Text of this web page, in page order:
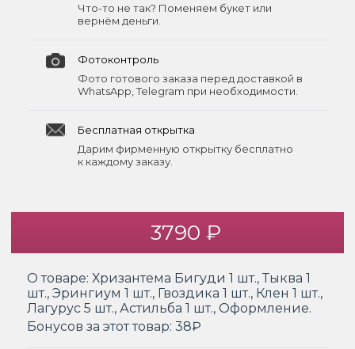
Что-то не так? Поменяем букет или
вернём деньги.
Фотоконтроль
Фото готового заказа перед доставкой в
WhatsApp, Telegram при необходимости.
Бесплатная открытка
Дарим фирменную открытку бесплатно
к каждому заказу.
3790 ₽
О товаре: Хризантема Бигуди 1 шт., Тыква 1
шт., Эрингиум 1 шт., Гвоздика 1 шт., Клен 1 шт.,
Лагурус 5 шт., Астильба 1 шт., Оформление.
Бонусов за этот товар: 38₽